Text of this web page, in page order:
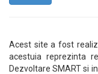
Acest site a fost
acestuia reprezinta
Dezvoltare SMART si